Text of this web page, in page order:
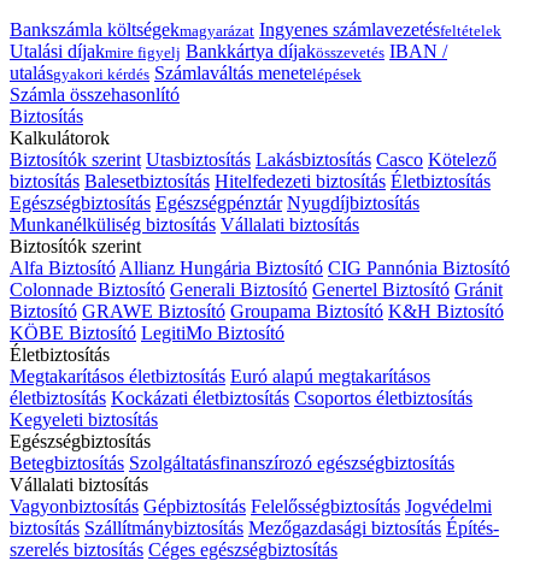
Bankszámla költségekmagyarázat Ingyenes számlavezetésfeltételek
Utalási díjakmire figyelj Bankkártya díjakösszevetés IBAN /
utalásgyakori kérdés Számlaváltás menetelépések
Számla összehasonlító
Biztosítás
Kalkulátorok
Biztosítók szerint Utasbiztosítás Lakásbiztosítás Casco Kötelező
biztosítás Balesetbiztosítás Hitelfedezeti biztosítás Életbiztosítás
Egészségbiztosítás Egészségpénztár Nyugdíjbiztosítás
Munkanélküliség biztosítás Vállalati biztosítás
Biztosítók szerint
Alfa Biztosító Allianz Hungária Biztosító CIG Pannónia Biztosító
Colonnade Biztosító Generali Biztosító Genertel Biztosító Gránit
Biztosító GRAWE Biztosító Groupama Biztosító K&H Biztosító
KÖBE Biztosító LegitiMo Biztosító
Életbiztosítás
Megtakarításos életbiztosítás Euró alapú megtakarításos
életbiztosítás Kockázati életbiztosítás Csoportos életbiztosítás
Kegyeleti biztosítás
Egészségbiztosítás
Betegbiztosítás Szolgáltatásfinanszírozó egészségbiztosítás
Vállalati biztosítás
Vagyonbiztosítás Gépbiztosítás Felelősségbiztosítás Jogvédelmi
biztosítás Szállítmánybiztosítás Mezőgazdasági biztosítás Építés-
szerelés biztosítás Céges egészségbiztosítás